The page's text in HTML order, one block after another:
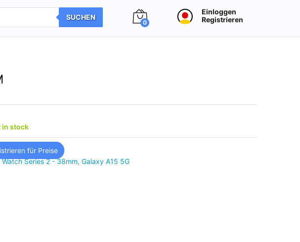
SUCHEN
0
Einloggen
Registrieren
in stock
für Preise
Watch Series 2 - 38mm,Galaxy A15 5G